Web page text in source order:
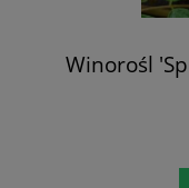
Winorośl